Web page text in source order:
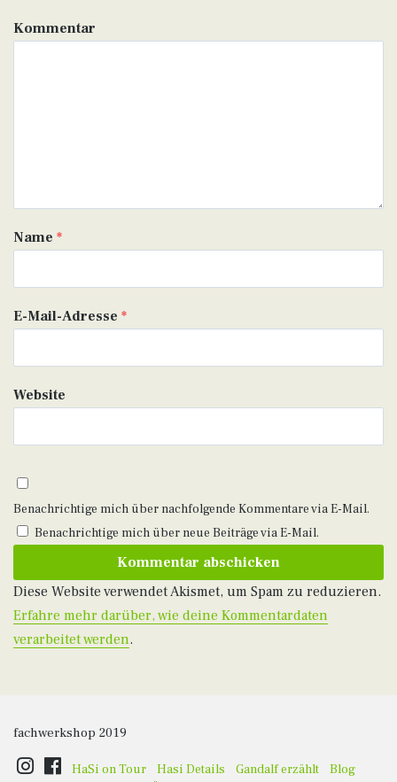
Kommentar
Name *
E-Mail-Adresse *
Website
Benachrichtige mich über nachfolgende Kommentare via E-Mail.
Benachrichtige mich über neue Beiträge via E-Mail.
Diese Website verwendet Akismet, um Spam zu reduzieren.
Erfahre mehr darüber, wie deine Kommentardaten
verarbeitet werden.
fachwerkshop 2019
HaSi on Tour Hasi Details Gandalf erzählt
Blog